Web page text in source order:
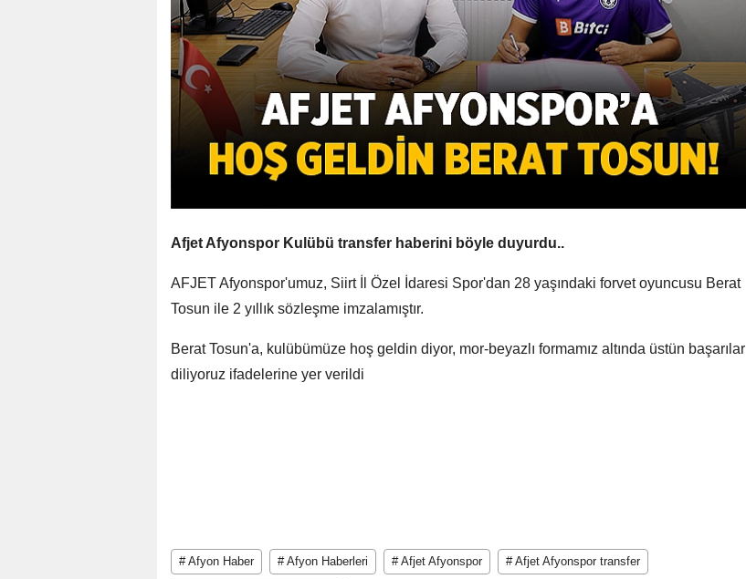
Afjet Afyonspor Kulübü transfer haberini böyle duyurdu..
AFJET Afyonspor'umuz, Siirt İl Özel İdaresi Spor'dan 28 yaşındaki forvet oyuncusu Berat
Tosun ile 2 yıllık sözleşme imzalamıştır.
Berat Tosun'a, kulübümüze hoş geldin diyor, mor-beyazlı formamız altında üstün başarılar
diliyoruz ifadelerine yer verildi
# Afyon Haber # Afyon Haberleri # Afjet Afyonspor # Afjet Afyonspor transfer